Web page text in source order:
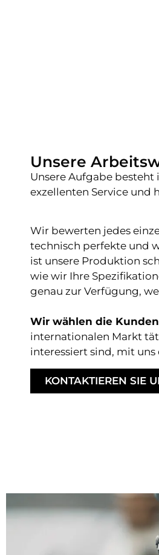
Unsere
Unsere Aufgabe
exzellenten Service und
Wir bewerten jedes
technisch perfekte und
ist unsere Produktion
wie wir Ihre
genau zur Verfügung,
Wir wählen die Kunden
internationalen Markt
interessiert sind, mit
KONTAKTIEREN SIE